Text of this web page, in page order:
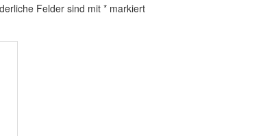
Felder sind mit* markiert